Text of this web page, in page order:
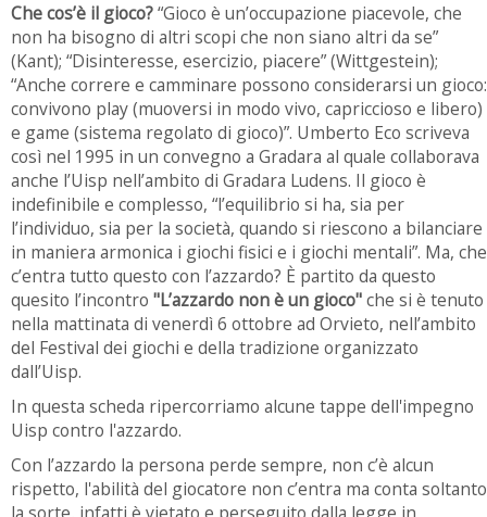
Che cos’è il gioco?“Gioco è un’occupazione piacevole, che
non ha bisogno di altri scopi che non siano altri da se”
(Kant); “Disinteresse, esercizio, piacere” (Wittgestein);
“Anche correre e camminare possono considerarsi un gioco:
convivono play (muoversi in modo vivo, capriccioso e libero)
e game (sistema regolato di gioco)”. Umberto Eco scriveva
così nel 1995 in un convegno a Gradara al quale collaborava
anche l’Uisp nell’ambito di Gradara Ludens. Il gioco è
indefinibile e complesso, “l’equilibrio si ha, sia per
l’individuo, sia per la società, quando si riescono a bilanciare
in maniera armonica i giochi fisici e i giochi mentali”. Ma, che
c’entra tutto questo con l’azzardo? È partito da questo
quesito l’incontro "L’azzardo non è un gioco"che si è tenuto
nella mattinata di venerdì 6 ottobre ad Orvieto, nell’ambito
del Festival dei giochi e della tradizione organizzato
dall’Uisp.
In questa scheda ripercorriamo alcune tappe dell'impegno
Uisp contro l'azzardo.
Con l’azzardo la persona perde sempre, non c’è alcun
rispetto, l'abilità del giocatore non c’entra ma conta soltanto